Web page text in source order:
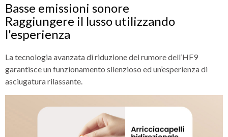
Basse emissioni sonore
Raggiungere il lusso utilizzando
l'esperienza
La tecnologia avanzata di riduzione del rumore dell’HF9
garantisce un funzionamento silenzioso ed un’esperienza di
asciugatura rilassante.